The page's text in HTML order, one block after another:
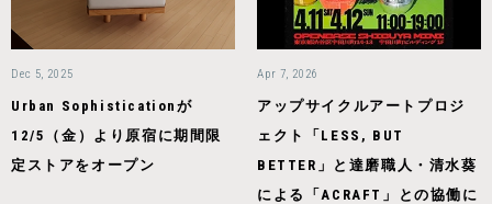
Dec 5, 2025
Urban Sophisticationが
12/5（金）より原宿に期間限
定ストアをオープン
Apr 7, 2026
アップサイクルアートプロジ
ェクト「LESS, BUT
BETTER」と達磨職人・清水葵
による「ACRAFT」との協働に